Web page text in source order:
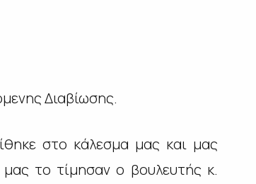
Διαβίωσης.
στο κάλεσμα μας και μας
το τίμησαν ο βουλευτής κ.